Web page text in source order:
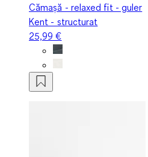
Cămașă - relaxed fit - guler
Kent - structurat
25,99 €